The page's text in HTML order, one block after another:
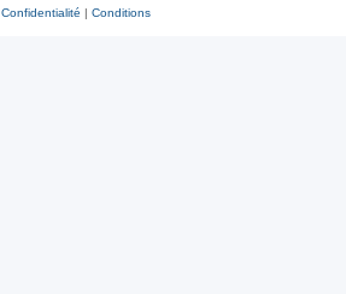
Confidentialité | Conditions